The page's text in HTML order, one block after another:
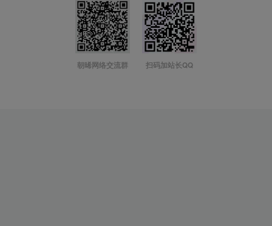
朝晞网络交流群 扫码加站长QQ